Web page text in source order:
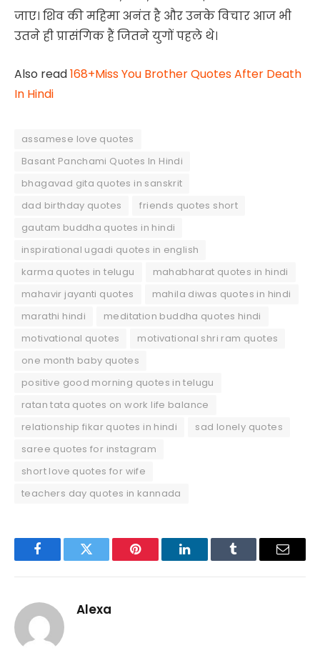
जाए। शिव की महिमा अनंत है और उनके विचार आज भी
उतने ही प्रासंगिक हैं जितने युगों पहले थे।
Also read168+Miss You Brother Quotes After Death
In Hindi
assamese love quotes
Basant Panchami Quotes In Hindi
bhagavad gita quotes in sanskrit
dad birthday quotes
friends quotes short
gautam buddha quotes in hindi
inspirational ugadi quotes in english
karma quotes in telugu
mahabharat quotes in hindi
mahavir jayanti quotes
mahila diwas quotes in hindi
marathi hindi
meditation buddha quotes hindi
motivational quotes
motivational shri ram quotes
one month baby quotes
positive good morning quotes in telugu
ratan tata quotes on work life balance
relationship fikar quotes in hindi
sad lonely quotes
saree quotes for instagram
short love quotes for wife
teachers day quotes in kannada
FacebookTwitter Pinterest LinkedInTumblr Email
Alexa